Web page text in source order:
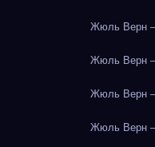
Жюль Верн
Жюль Верн
Жюль Верн
Жюль Верн